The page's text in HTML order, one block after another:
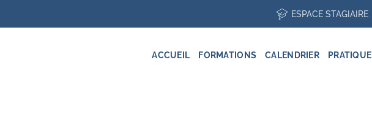
ESPACE STAGIAIRE
ACCUEIL FORMATIONS CALENDRIER PRATIQUE